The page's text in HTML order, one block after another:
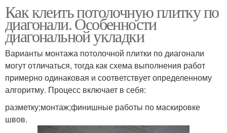
Как клеить потолочную плитку по
диагонали. Особенности
диагональной укладки
Варианты монтажа потолочной плитки по диагонали
могут отличаться, тогда как схема выполнения работ
примерно одинаковая и соответствует определенному
алгоритму. Процесс включает в себя:
разметку;монтаж;финишные работы по маскировке
швов.